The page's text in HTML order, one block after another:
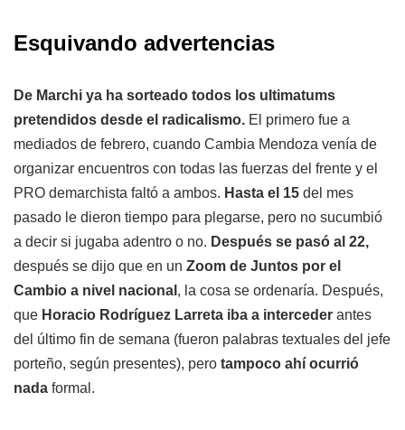
Esquivando advertencias
De Marchi ya ha sorteado todos los ultimatums
pretendidos desde el radicalismo. El primero fue a
mediados de febrero, cuando Cambia Mendoza venía de
organizar encuentros con todas las fuerzas del frente y el
PRO demarchista faltó a ambos. Hasta el 15 del mes
pasado le dieron tiempo para plegarse, pero no sucumbió
a decir si jugaba adentro o no. Después se pasó al 22,
después se dijo que en un Zoom de Juntos por el
Cambio a nivel nacional , la cosa se ordenaría. Después,
que Horacio Rodríguez Larreta iba a interceder antes
del último fin de semana (fueron palabras textuales del jefe
porteño, según presentes), pero tampoco ahí ocurrió
nada formal.